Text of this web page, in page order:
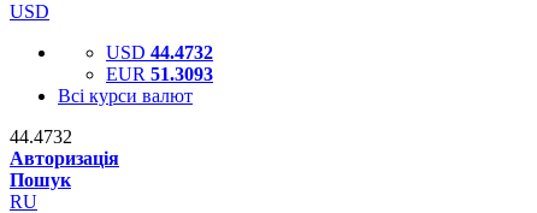
USD
USD 44.4732
EUR 51.3093
Всі курси валют
44.4732
Авторизація
Пошук
RU